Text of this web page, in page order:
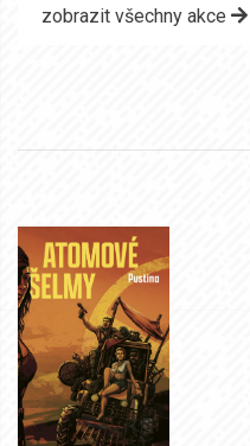
zobrazit všechny akce